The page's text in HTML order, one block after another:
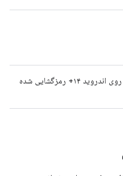
فقط روی اندروید ۱۴+ رمزگشایی شده